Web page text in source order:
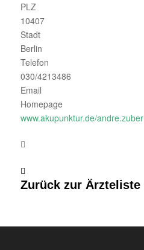
PLZ
10407
Stadt
Berlin
Telefon
030/4213486
Email
Homepage
www.akupunktur.de/andre.zuber
Zurück zur Ärzteliste